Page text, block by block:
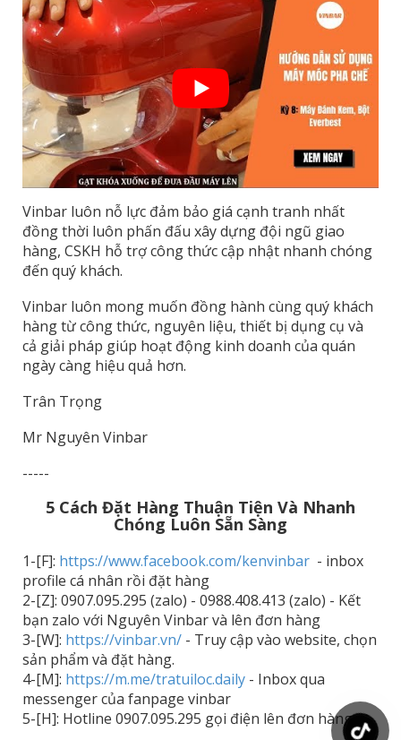
Vinbar luôn nỗ lực đảm bảo giá cạnh tranh nhất
đồng thời luôn phấn đấu xây dựng đội ngũ giao
hàng, CSKH hỗ trợ công thức cập nhật nhanh chóng
đến quý khách.
Vinbar luôn mong muốn đồng hành cùng quý khách
hàng từ công thức, nguyên liệu, thiết bị dụng cụ và
cả giải pháp giúp hoạt động kinh doanh của quán
ngày càng hiệu quả hơn.
Trân Trọng
Mr Nguyên Vinbar
-----
5 Cách Đặt Hàng Thuận Tiện Và Nhanh
Chóng Luôn Sẵn Sàng
1-[F]: https://www.facebook.com/kenvinbar - inbox
profile cá nhân rồi đặt hàng
2-[Z]: 0907.095.295 (zalo) - 0988.408.413 (zalo) - Kết
bạn zalo với Nguyên Vinbar và lên đơn hàng
3-[W]: https://vinbar.vn/ - Truy cập vào website, chọn
sản phẩm và đặt hàng.
4-[M]: https://m.me/tratuiloc.daily - Inbox qua
messenger của fanpage vinbar
5-[H]: Hotline 0907.095.295 gọi điện lên đơn hàng.